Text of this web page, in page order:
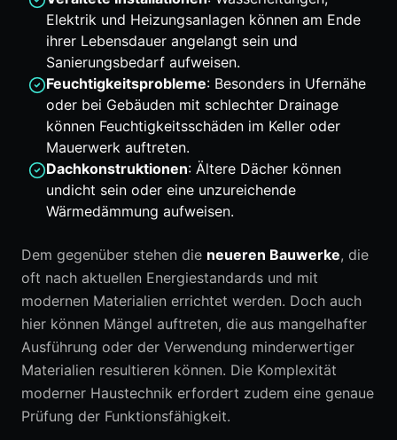
Elektrik und Heizungsanlagen können am Ende
ihrer Lebensdauer angelangt sein und
Sanierungsbedarf aufweisen.
Feuchtigkeitsprobleme: Besonders in Ufernähe
oder bei Gebäuden mit schlechter Drainage
können Feuchtigkeitsschäden im Keller oder
Mauerwerk auftreten.
Dachkonstruktionen: Ältere Dächer können
undicht sein oder eine unzureichende
Wärmedämmung aufweisen.
Dem gegenüber stehen die neueren Bauwerke, die
oft nach aktuellen Energiestandards und mit
modernen Materialien errichtet werden. Doch auch
hier können Mängel auftreten, die aus mangelhafter
Ausführung oder der Verwendung minderwertiger
Materialien resultieren können. Die Komplexität
moderner Haustechnik erfordert zudem eine genaue
Prüfung der Funktionsfähigkeit.